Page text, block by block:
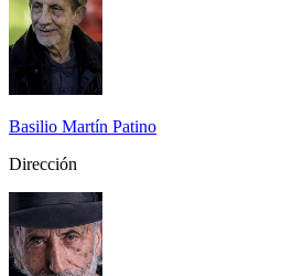
Basilio Martín Patino
Dirección